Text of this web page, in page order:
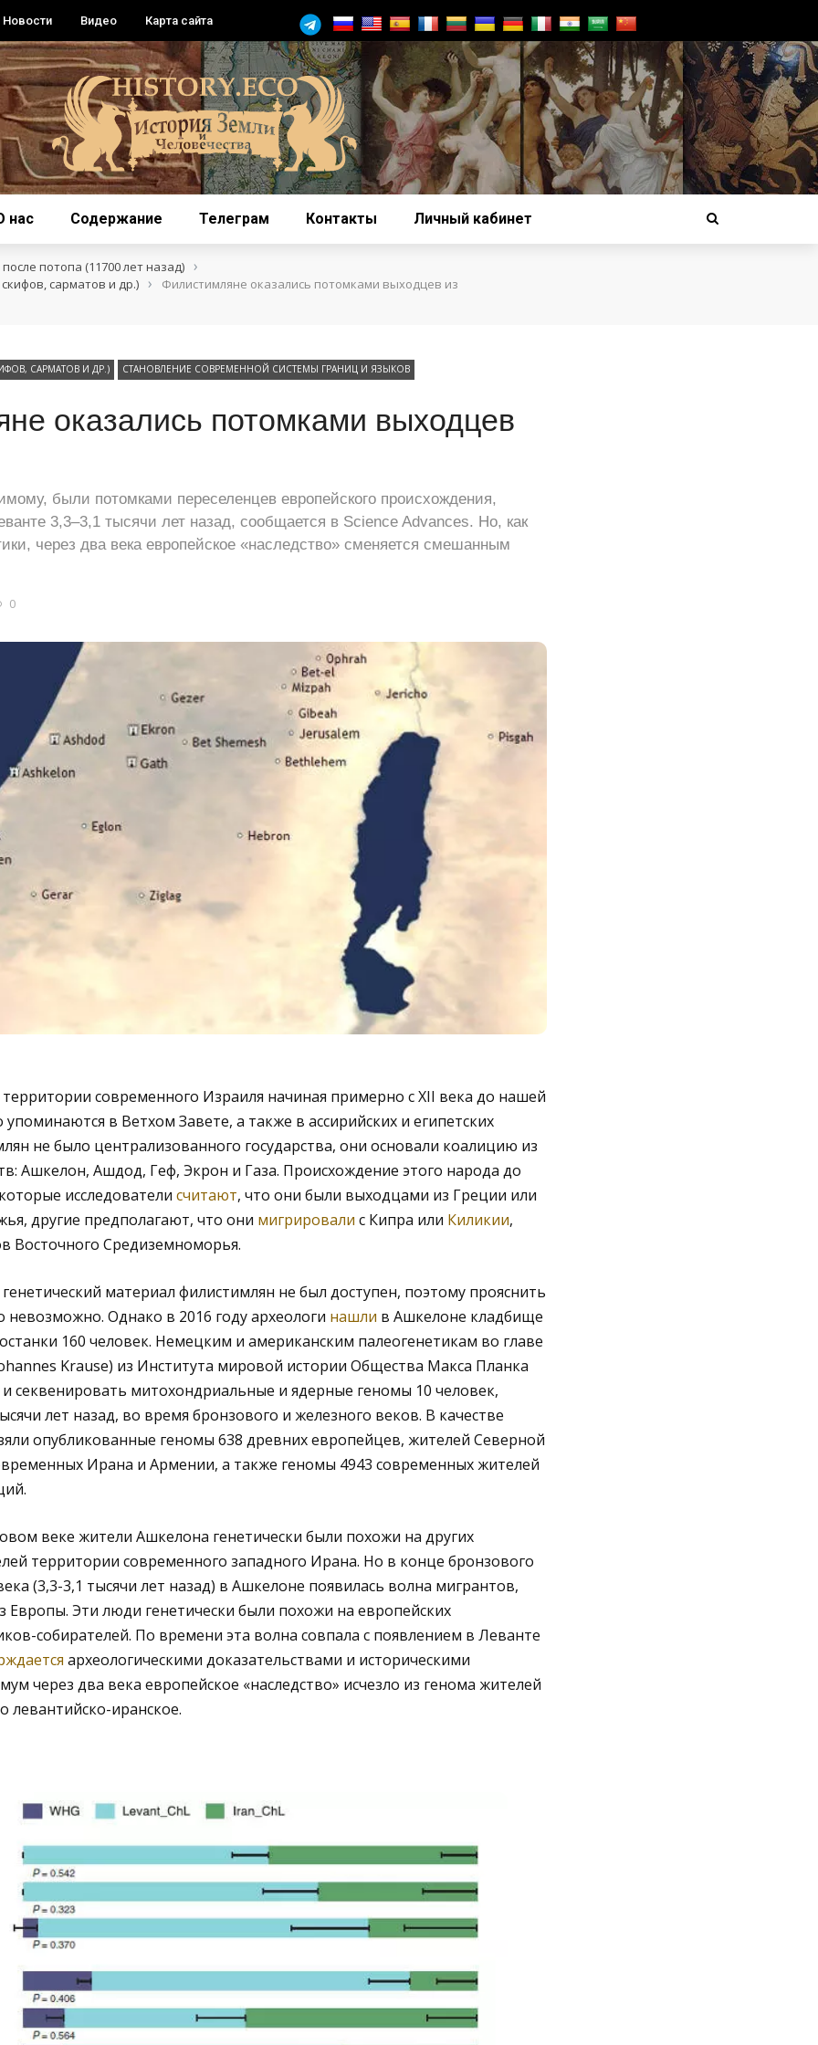
Новости Видео Карта сайта
нас Содержание Телеграм Контакты Личный кабинет
потопа (11700 лет назад) ›
сарматов и др.) › Филистимляне оказались потомками выходцев из
САРМАТОВ И ДР.) СТАНОВЛЕНИЕ СОВРЕМЕННОЙ СИСТЕМЫ ГРАНИЦ И ЯЗЫКОВ
оказались потомками выходцев
были потомками переселенцев европейского происхождения,
3,3–3,1 тысячи лет назад, сообщается в Science Advances. Но, как
через два века европейское «наследство» сменяется смешанным
0
современного Израиля начиная примерно с XII века до нашей
в Ветхом Завете, а также в ассирийских и египетских
не было централизованного государства, они основали коалицию из
Ашкелон, Ашдод, Геф, Экрон и Газа. Происхождение этого народа до
исследователи считают, что они были выходцами из Греции или
другие предполагают, что они мигрировали с Кипра или Киликии,
Восточного Средиземноморья.
материал филистимлян не был доступен, поэтому прояснить
Однако в 2016 году археологи нашли в Ашкелоне кладбище
160 человек. Немецким и американским палеогенетикам во главе
Krause) из Института мировой истории Общества Макса Планка
секвенировать митохондриальные и ядерные геномы 10 человек,
лет назад, во время бронзового и железного веков. В качестве
опубликованные геномы 638 древних европейцев, жителей Северной
Ирана и Армении, а также геномы 4943 современных жителей
веке жители Ашкелона генетически были похожи на других
территории современного западного Ирана. Но в конце бронзового
(3,3-3,1 тысячи лет назад) в Ашкелоне появилась волна мигрантов,
Эти люди генетически были похожи на европейских
собирателей. По времени эта волна совпала с появлением в Леванте
археологическими доказательствами и историческими
через два века европейское «наследство» исчезло из генома жителей
левантийско-иранское.